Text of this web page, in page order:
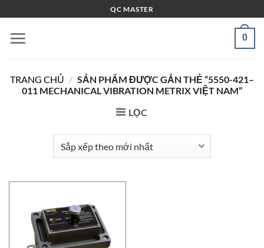
qua
nội
QC MASTER
0
TRANG CHỦ / SẢN PHẨM ĐƯỢC GẮN THẺ “5550-421–
011 MECHANICAL VIBRATION METRIX VIỆT NAM”
LỌC